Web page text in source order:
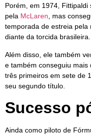
Porém, em 1974,
pela McLaren, mas
temporada de estreia
diante da torcida brasileira.
Além disso, ele também
e também conseguiu
três primeiros em sete de
seu segundo título.
Sucesso
Ainda como piloto de